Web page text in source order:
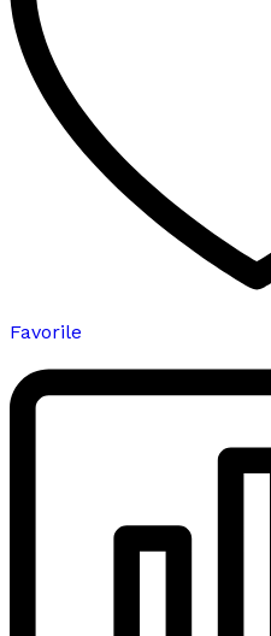
Favorile